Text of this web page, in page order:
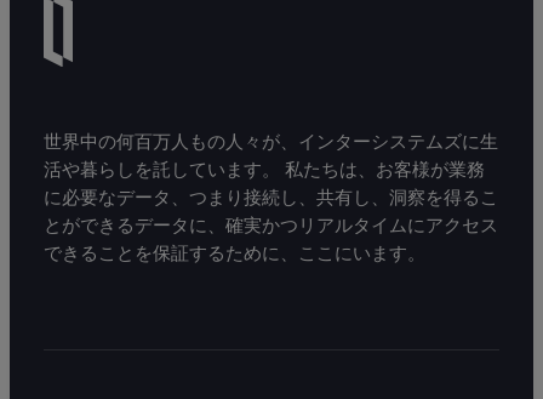
世界中の何百万人もの人々が、インターシステムズに生
活や暮らしを託しています。 私たちは、お客様が業務
に必要なデータ、つまり接続し、共有し、洞察を得るこ
とができるデータに、確実かつリアルタイムにアクセス
できることを保証するために、ここにいます。